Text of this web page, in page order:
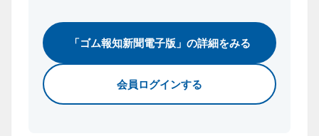
「ゴム報知新聞電子版」の詳細をみる
会員ログインする